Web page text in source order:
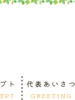
ト 代表あいさつ
GREETING